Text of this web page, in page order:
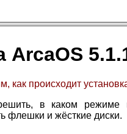
ArcaOS
как происходит
в каком режиме
флешки и жёсткие диски.